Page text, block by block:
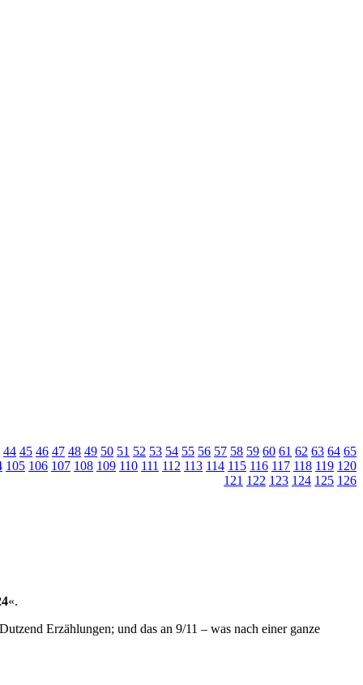
44 45 46 47 48 49 50 51 52 53 54 55 56 57 58 59 60 61 62 63 64 65
105 106 107 108 109 110 111 112 113 114 115 116 117 118 119 120
121 122 123 124 125 126
«.
Erzählungen; und das an 9/11 – was nach einer ganze